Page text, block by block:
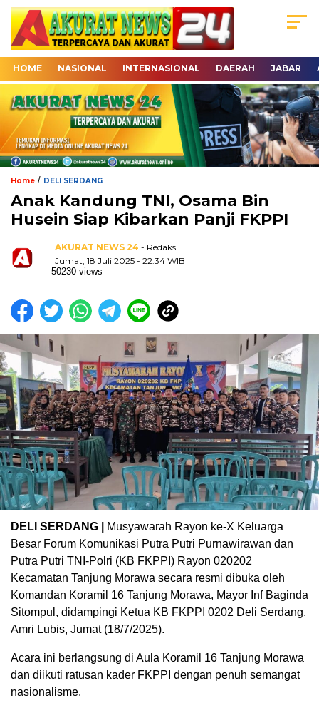
HOME NASIONAL INTERNASIONAL DAERAH JABAR
Home / DELI SERDANG
Anak Kandung TNI, Osama Bin
Husein Siap Kibarkan Panji FKPPI
AKURAT NEWS 24 - Redaksi
Jumat, 18 Juli 2025 - 22:34 WIB
50230 views
DELI SERDANG |
Musyawarah Rayon ke-X Keluarga
Besar Forum Komunikasi Putra Putri Purnawirawan dan
Putra Putri TNI-Polri (KB FKPPI) Rayon 020202
Kecamatan Tanjung Morawa secara resmi dibuka oleh
Komandan Koramil 16 Tanjung Morawa, Mayor Inf Baginda
Sitompul, didampingi Ketua KB FKPPI 0202 Deli Serdang,
Amri Lubis, Jumat (18/7/2025).
Acara ini berlangsung di Aula Koramil 16 Tanjung Morawa
dan diikuti ratusan kader FKPPI dengan penuh semangat
nasionalisme.